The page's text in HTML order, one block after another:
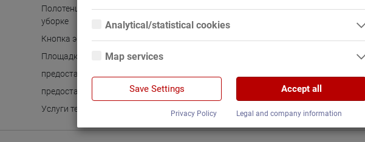
Essential cookies are all cookies necessary for the operation of the
properly without these cookies.
Analytical/statistical cookies
Analytical or statistical cookies are cookies that are used to analyze
website owners understand how visitors interact with websites by
Google Analytics
about Google Analytics and the cookies used can be found at the
following link and in the privacy policy.
Map services
When you use Google Maps on our website, information about your use
of this site and your IP address may be transmitted to and stored on a
server in the United States.
Save Settings Accept all
Privacy Policy Legal and company information
Полотенца предоставляются,Постельное белье предоставляется,Услуги по
уборке
Кнопка экстренного вызова в комнате
Площадка у входа в здание
предоставляется
предоставляется
Услуги техника